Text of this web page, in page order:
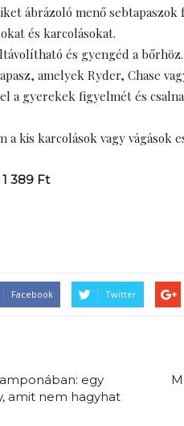
ábrázoló menő sebtapaszok
és karcolásokat.
és gyengéd a bőrhöz.
amelyek Ryder, Chase
a gyerekek figyelmét és
a kis karcolások vagy vágások
389 Ft
Facebook Twitter
egy
amit nem hagyhat